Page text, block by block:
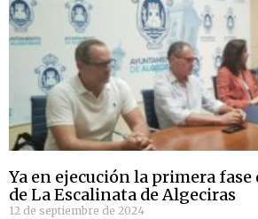
Ya en ejecución la primera
de La Escalinata de Algeciras
12 de septiembre de 2024